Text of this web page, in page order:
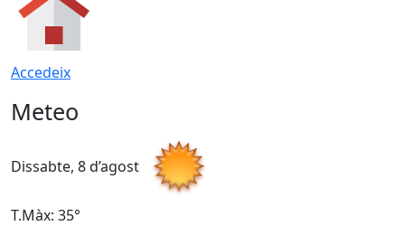
Accedeix
Meteo
Dissabte, 8 d’agost
T.Màx: 35°